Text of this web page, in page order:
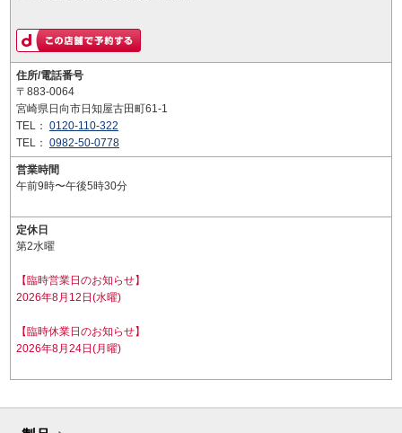
住所/電話番号
〒883-0064
宮崎県日向市日知屋古田町61-1
TEL： 0120-110-322
TEL： 0982-50-0778
営業時間
午前9時〜午後5時30分
定休日
第2水曜
【臨時営業日のお知らせ】
2026年8月12日(水曜)
【臨時休業日のお知らせ】
2026年8月24日(月曜)